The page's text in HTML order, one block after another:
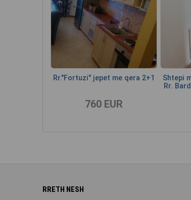
Rr."Fortuzi" jepet me qera 2+1
760 EUR
Shtepi
Rr.
RRETH NESH